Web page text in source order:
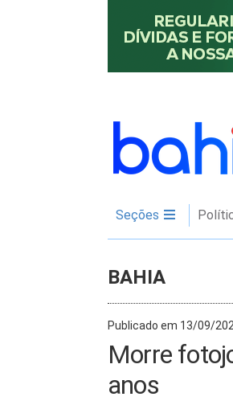
Seções
BAHIA
Publicado em 13/09/
Morre
anos